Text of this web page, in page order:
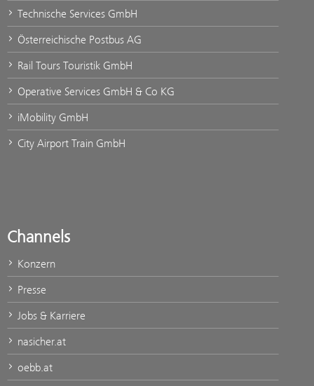
Technische Services GmbH
Österreichische Postbus AG
Rail Tours Touristik GmbH
Operative Services GmbH & Co KG
iMobility GmbH
City Airport Train GmbH
Channels
Konzern
Presse
Jobs & Karriere
nasicher.at
oebb.at